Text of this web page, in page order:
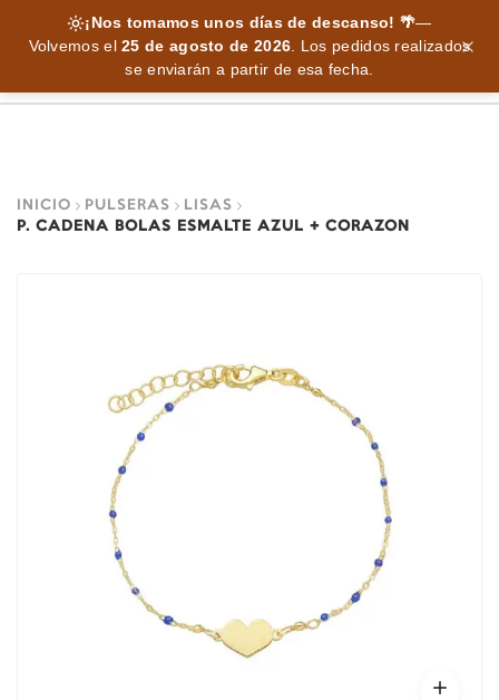
¡Nos tomamos unos días de descanso! 🌴—
Volvemos el25 de agosto de 2026. Los pedidos realizados
se enviarán a partir de esa fecha.
INICIO PULSERAS
LISAS
P. CADENA BOLAS ESMALTE AZUL + CORAZON